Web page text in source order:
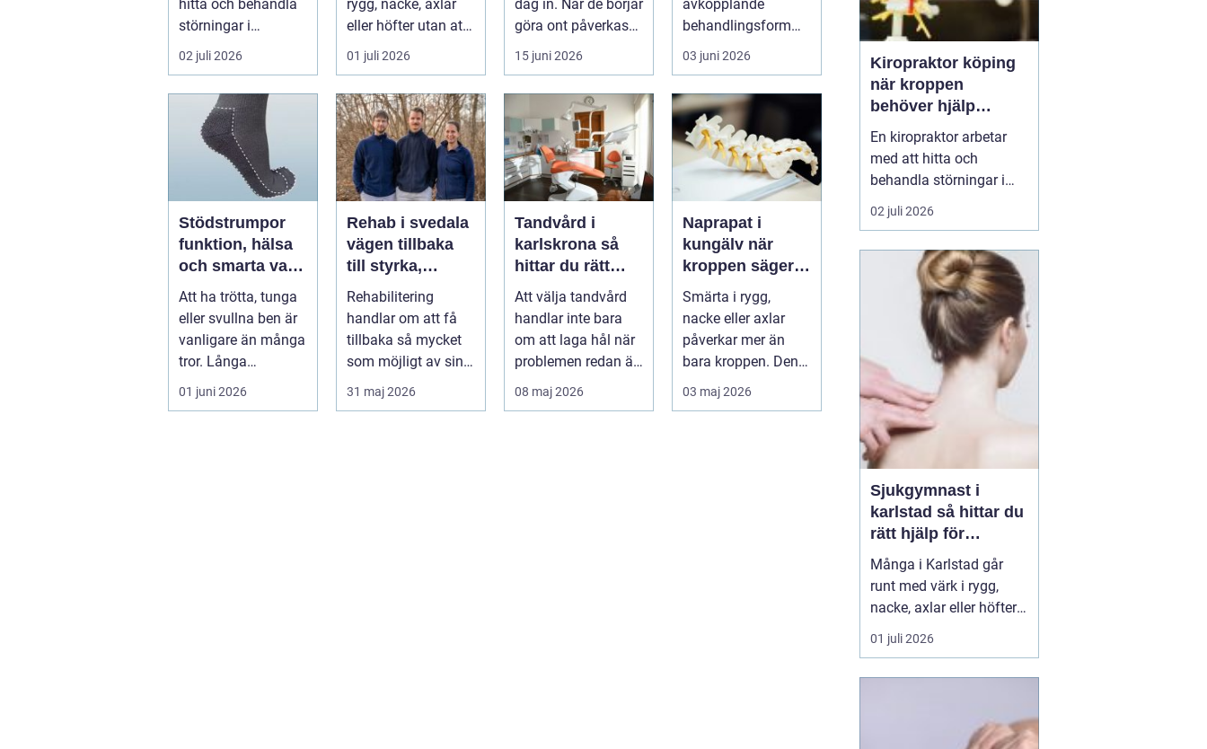
hitta och behandla
störningar i
kroppens leder,
muskler och
nervsyste...
02 juli 2026
rygg, nacke, axlar
eller höfter utan att
söka hjälp. Andra
har ...
01 juli 2026
dag in. När de börjar
göra ont påverkas
mer än bara stegen
sö...
15 juni 2026
avkopplande
behandlingsform
som förenar
klassisk massage
med energibas...
03 juni 2026
Stödstrumpor
funktion, hälsa
och smarta val i
vardagen
Att ha trötta, tunga
eller svullna ben är
vanligare än många
tror. Långa
arbetsdagar på
hårda golv, ...
01 juni 2026
Rehab i svedala
vägen tillbaka
till styrka,
balans och
vardag
Rehabilitering
handlar om att få
tillbaka så mycket
som möjligt av sin
funktion, energi och
trygghet...
31 maj 2026
Tandvård i
karlskrona så
hittar du rätt
klinik för
långsiktig
munhälsa
Att välja tandvård
handlar inte bara
om att laga hål när
problemen redan är
ett faktum. Det
handlar ...
08 maj 2026
Naprapat i
kungälv när
kroppen säger
ifrån
Smärta i rygg,
nacke eller axlar
påverkar mer än
bara kroppen. Den
tar energi,
koncentration och
03 maj 2026
Kiropraktor köping
när kroppen
behöver hjälp
tillbaka
En kiropraktor arbetar
med att hitta och
behandla störningar i
kroppens leder, muskler
och nervsystem. Målet
smärta, bättre rörlighet
och en vardag som
fungerar igen.
Kiropraktik passar
många som kämpar
med återkommande
ryggont...
02 juli 2026
Sjukgymnast i
karlstad så hittar du
rätt hjälp för
kroppen
Många i Karlstad går
runt med värk i rygg,
nacke, axlar eller höfter
utan att söka hjälp.
Andra har råkat ut för en
släppa. En legitimerad
01 juli 2026